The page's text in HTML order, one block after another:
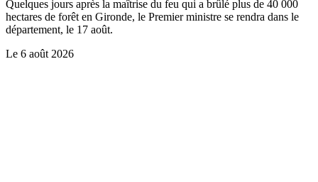
Quelques jours après la maîtrise du feu qui a brûlé plus de 40 000
hectares de forêt en Gironde, le Premier ministre se rendra dans le
département, le 17 août.
Le 6 août 2026